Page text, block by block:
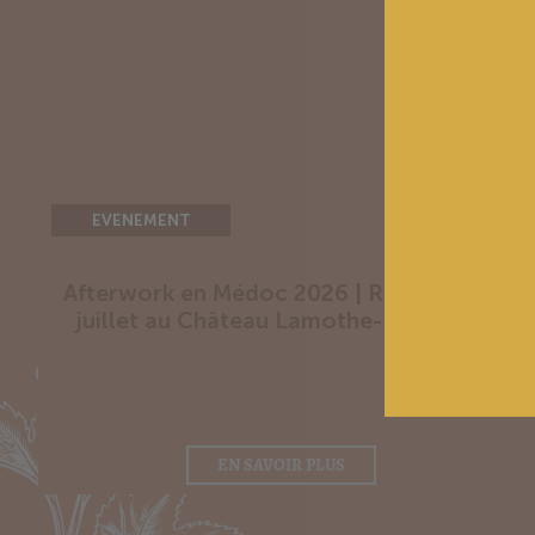
EN SAVOIR PLUS
EVENEMENT